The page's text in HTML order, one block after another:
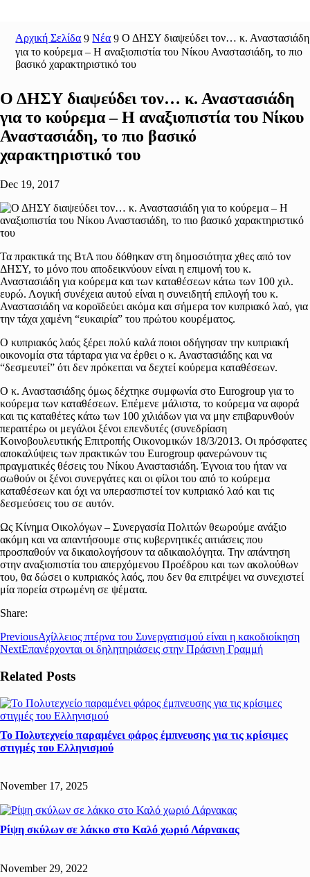
Αρχική Σελίδα 9 Νέα 9 Ο ΔΗΣΥ διαψεύδει τον… κ. Αναστασιάδη
για το κούρεμα – Η αναξιοπιστία του Νίκου Αναστασιάδη, το πιο
βασικό χαρακτηριστικό του
Ο ΔΗΣΥ διαψεύδει τον… κ. Αναστασιάδη
για το κούρεμα – Η αναξιοπιστία του Νίκου
Αναστασιάδη, το πιο βασικό
χαρακτηριστικό του
Dec 19, 2017
Τα πρακτικά της ΒτΑ που δόθηκαν στη δημοσιότητα χθες από τον
ΔΗΣΥ, το μόνο που αποδεικνύουν είναι η επιμονή του κ.
Αναστασιάδη για κούρεμα και των καταθέσεων κάτω των 100 χιλ.
ευρώ. Λογική συνέχεια αυτού είναι η συνειδητή επιλογή του κ.
Αναστασιάδη να κοροϊδεύει ακόμα και σήμερα τον κυπριακό λαό, για
την τάχα χαμένη “ευκαιρία” του πρώτου κουρέματος.
Ο κυπριακός λαός ξέρει πολύ καλά ποιοι οδήγησαν την κυπριακή
οικονομία στα τάρταρα για να έρθει ο κ. Αναστασιάδης και να
“δεσμευτεί” ότι δεν πρόκειται να δεχτεί κούρεμα καταθέσεων.
Ο κ. Αναστασιάδης όμως δέχτηκε συμφωνία στο Eurogroup για το
κούρεμα των καταθέσεων. Επέμενε μάλιστα, το κούρεμα να αφορά
και τις καταθέτες κάτω των 100 χιλιάδων για να μην επιβαρυνθούν
περαιτέρω οι μεγάλοι ξένοι επενδυτές (συνεδρίαση
Κοινοβουλευτικής Επιτροπής Οικονομικών 18/3/2013. Οι πρόσφατες
αποκαλύψεις των πρακτικών του Eurogroup φανερώνουν τις
πραγματικές θέσεις του Νίκου Αναστασιάδη. Έγνοια του ήταν να
σωθούν οι ξένοι συνεργάτες και οι φίλοι του από το κούρεμα
καταθέσεων και όχι να υπερασπιστεί τον κυπριακό λαό και τις
δεσμεύσεις του σε αυτόν.
Ως Κίνημα Οικολόγων – Συνεργασία Πολιτών θεωρούμε ανάξιο
ακόμη και να απαντήσουμε στις κυβερνητικές αιτιάσεις που
προσπαθούν να δικαιολογήσουν τα αδικαιολόγητα. Την απάντηση
στην αναξιοπιστία του απερχόμενου Προέδρου και των ακολούθων
του, θα δώσει ο κυπριακός λαός, που δεν θα επιτρέψει να συνεχιστεί
μία πορεία στρωμένη σε ψέματα.
Share:
PreviousΑχίλλειος πτέρνα του Συνεργατισμού είναι η κακοδιοίκηση
NextΕπανέρχονται οι δηλητηριάσεις στην Πράσινη Γραμμή
Related Posts
Το Πολυτεχνείο παραμένει φάρος έμπνευσης για τις κρίσιμες
στιγμές του Ελληνισμού
November 17, 2025
Ρίψη σκύλων σε λάκκο στο Καλό χωριό Λάρνακας
November 29, 2022